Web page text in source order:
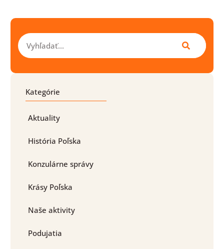
Vyhľadať
Kategórie
Aktuality
História Poľska
Konzulárne správy
Krásy Poľska
Naše aktivity
Podujatia